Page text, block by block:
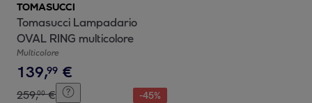
TOMASUCCI
Tomasucci Lampadario
OVAL RING multicolore
Multicolore
139,99 €
259,00 € -45%